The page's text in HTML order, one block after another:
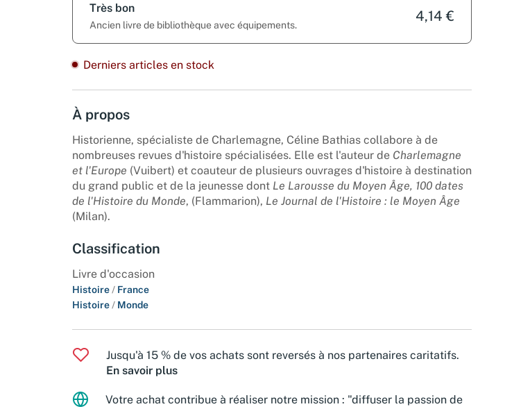
Très bon
Ancien livre de bibliothèque avec équipements.
4,14 €
Derniers articles en stock
À propos
Historienne, spécialiste de Charlemagne, Céline Bathias collabore à de
nombreuses revues d'histoire spécialisées. Elle est l'auteur de Charlemagne
et l'Europe (Vuibert) et coauteur de plusieurs ouvrages d'histoire à destination
du grand public et de la jeunesse dont Le Larousse du Moyen Âge, 100 dates
de l'Histoire du Monde, (Flammarion), Le Journal de l'Histoire : le Moyen Âge
(Milan).
Classification
Livre d'occasion
Histoire / France
Histoire / Monde
Jusqu'à 15 % de vos achats sont reversés à nos partenaires caritatifs.
En savoir plus
Votre achat contribue à réaliser notre mission : "diffuser la passion de